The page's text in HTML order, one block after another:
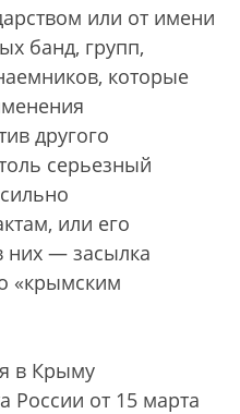
или от имени
банд, групп,
которые
другого
серьезный
или его
них — засылка
«крымским
в Крыму
России от 15 марта